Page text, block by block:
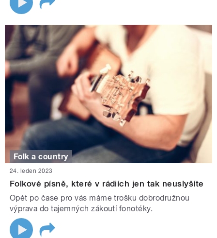
Folk a country
24. leden 2023
Folkové písně, které v rádiích jen tak neuslyšíte
Opět po čase pro vás máme trošku dobrodružnou
výprava do tajemných zákoutí fonotéky.